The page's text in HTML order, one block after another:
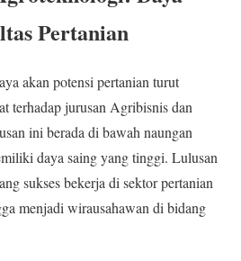
Pertanian
akan potensi pertanian turut
terhadap jurusan Agribisnis dan
ini berada di bawah naungan
daya saing yang tinggi. Lulusan
sukses bekerja di sektor pertanian
menjadi wirausahawan di bidang